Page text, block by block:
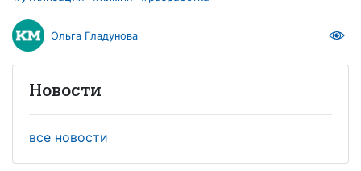
Ольга Гладунова
Новости
все новости